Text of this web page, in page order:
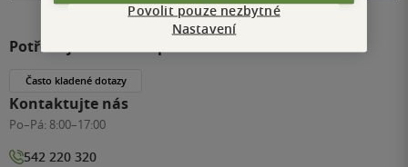
Potřebujete s něčím poradit?
Často kladené dotazy
Kontaktujte nás
Po–Pá: 8:00–17:00
542 220 320
Povolit pouze nezbytné
Nastavení